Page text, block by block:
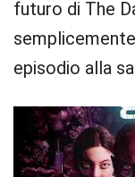
futuro di The
episodio alla